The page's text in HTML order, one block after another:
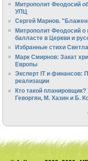
Митрополит Феодосий
УПЦ
Сергей Марнов.
Митрополит Феодосий о
балласте в Церкви и
Избранные стихи
Марк Смирнов: Закат
Европы
Эксперт IT и финансов:
реализации
Кто такой
Геворгян, М. Хазин и Б.